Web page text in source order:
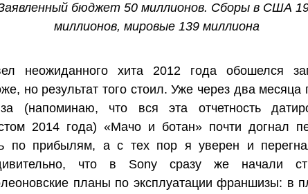
бюджет 50 миллионов. Сборы в США
миллионов, мировые 139 миллиона
неожиданного хита 2012 года обошелся
но результат того стоил. Уже через два месяца
(напоминаю, что вся эта отчетность
2014 года) «Мачо и ботан» почти догнал
по прибылям, а с тех пор я уверен и
что в Sony сразу же начали
планы по эксплуатации франшизы: в